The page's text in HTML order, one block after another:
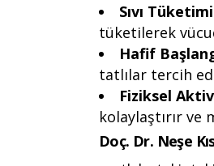
Sıvı
tüketilerek
Hafif
tatlılar tercih
Fiziksel
kolaylaştırır ve
Doç. Dr. Neşe